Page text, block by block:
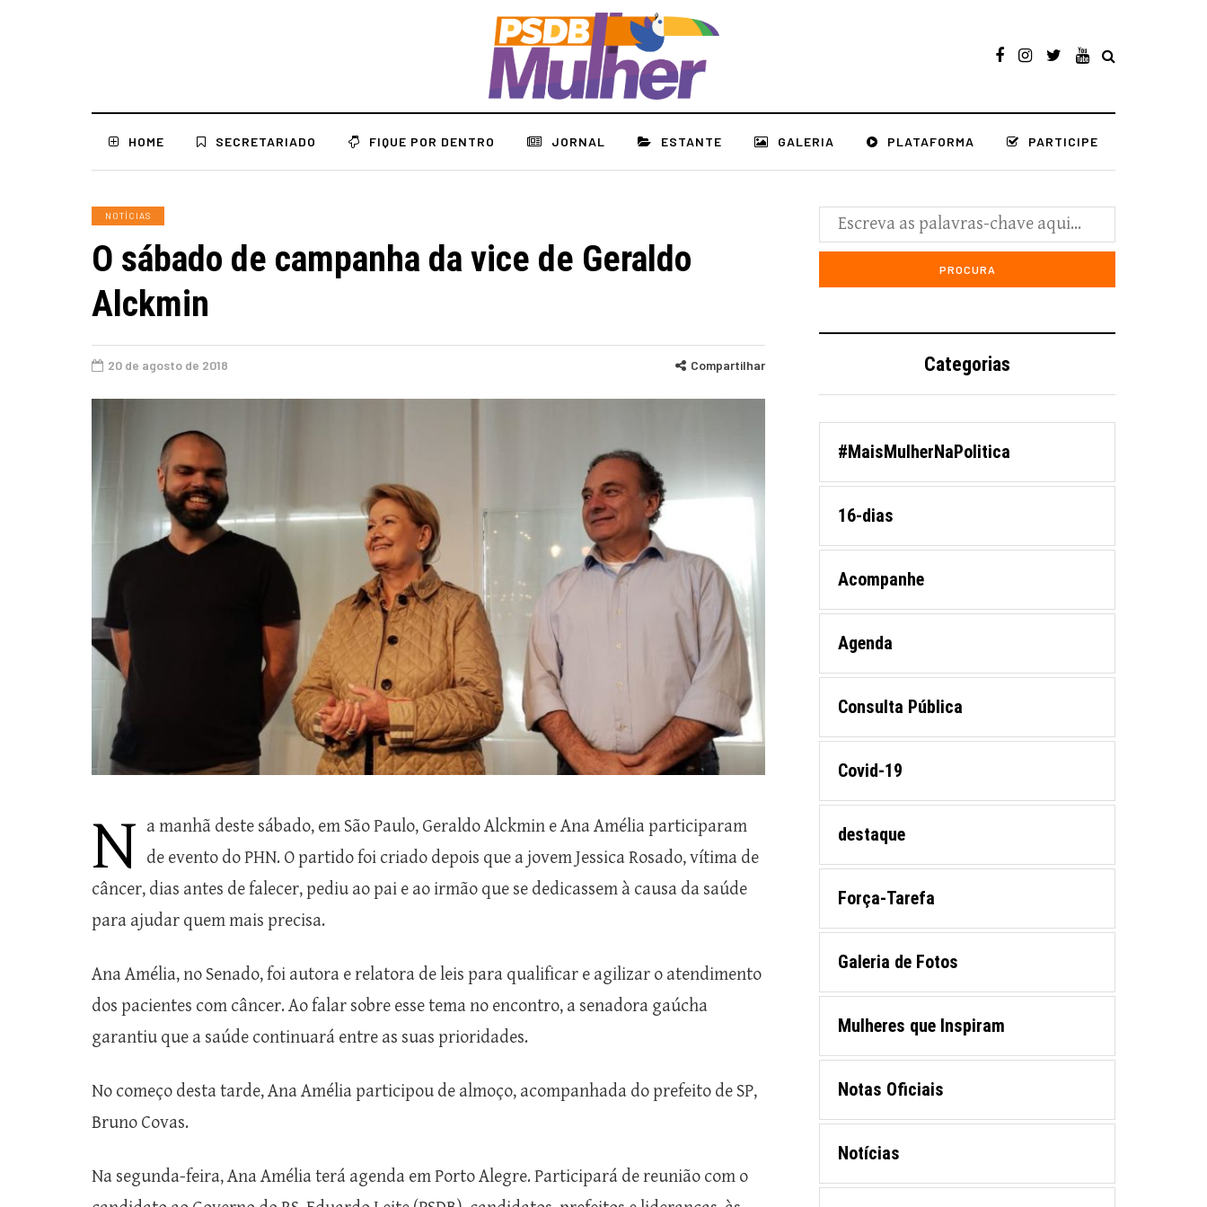
HOME SECRETARIADO FIQUE POR DENTRO JORNAL ESTANTE GALERIA PLATAFORMA PARTICIPE
NOTÍCIAS
O sábado de campanha da vice de Geraldo
Alckmin
20 de agosto de 2018 Compartilhar
N a manhã deste sábado, em São Paulo, Geraldo Alckmin e Ana Amélia participaram
de evento do PHN. O partido foi criado depois que a jovem Jessica Rosado, vítima de
câncer, dias antes de falecer, pediu ao pai e ao irmão que se dedicassem à causa da saúde
para ajudar quem mais precisa.
Ana Amélia, no Senado, foi autora e relatora de leis para qualificar e agilizar o atendimento
dos pacientes com câncer. Ao falar sobre esse tema no encontro, a senadora gaúcha
garantiu que a saúde continuará entre as suas prioridades.
No começo desta tarde, Ana Amélia participou de almoço, acompanhada do prefeito de SP,
Bruno Covas.
Na segunda-feira, Ana Amélia terá agenda em Porto Alegre. Participará de reunião com o
Categorias
#MaisMulherNaPolitica
16-dias
Acompanhe
Agenda
Consulta Pública
Covid-19
destaque
Força-Tarefa
Galeria de Fotos
Mulheres que Inspiram
Notas Oficiais
Notícias